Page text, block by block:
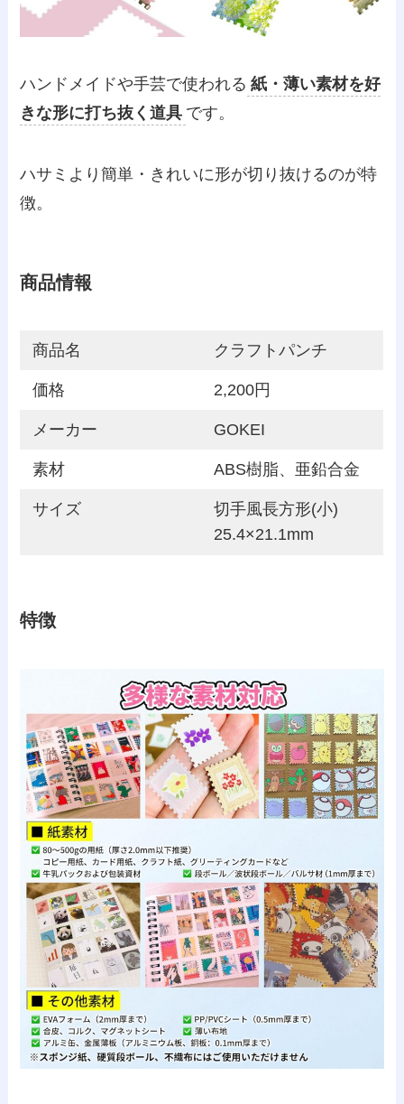
ハンドメイドや手芸で使われる 紙・薄い素材を好
きな形に打ち抜く道具 です。
ハサミより簡単・きれいに形が切り抜けるのが特
徴。
商品情報
商品名 クラフトパンチ
価格 2,200円
メーカー GOKEI
素材 ABS樹脂、亜鉛合金
サイズ
切手風長方形(小)
25.4×21.1mm
特徴